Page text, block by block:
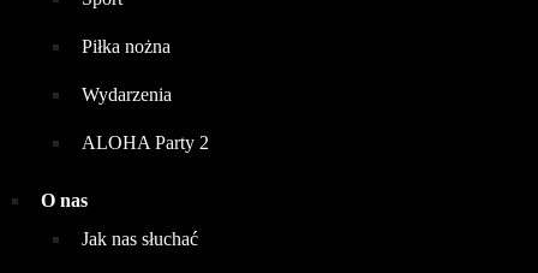
Piłka nożna
Wydarzenia
ALOHA Party 2
O nas
Jak nas słuchać